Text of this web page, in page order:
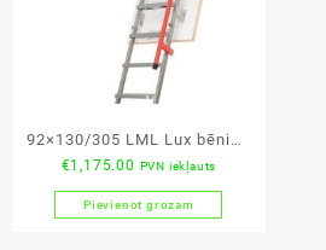
92×130/305 LML Lux bēniņu
kāpnes
€1,175.00 PVN iekļauts
Pievienot grozam